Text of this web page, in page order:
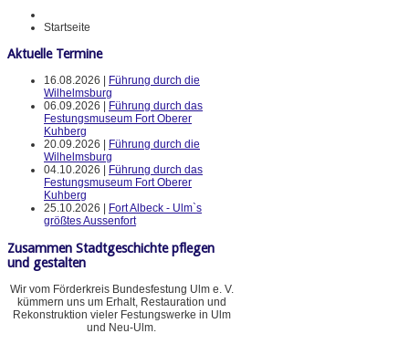
Startseite
Aktuelle Termine
16.08.2026 |
Führung durch die
Wilhelmsburg
06.09.2026 |
Führung durch das
Festungsmuseum Fort Oberer
Kuhberg
20.09.2026 |
Führung durch die
Wilhelmsburg
04.10.2026 |
Führung durch das
Festungsmuseum Fort Oberer
Kuhberg
25.10.2026 |
Fort Albeck - Ulm`s
größtes Aussenfort
Zusammen Stadtgeschichte pflegen
und gestalten
Wir vom Förderkreis Bundesfestung Ulm e. V.
kümmern uns um Erhalt, Restauration und
Rekonstruktion vieler Festungswerke in Ulm
und Neu-Ulm.